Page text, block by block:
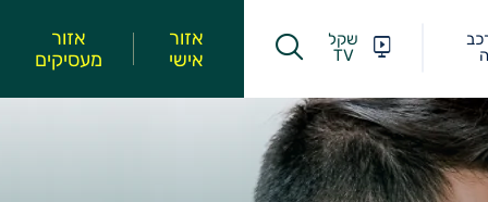
שקל
TV
אזור
אישי
אזור
מעסיקים